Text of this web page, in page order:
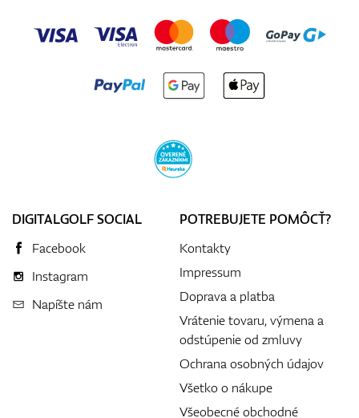
DIGITALGOLF SOCIAL
Facebook
Instagram
Napíšte nám
POTREBUJETE POMÔCŤ?
Kontakty
Impressum
Doprava a platba
Vrátenie tovaru, výmena a
odstúpenie od zmluvy
Ochrana osobných údajov
Všetko o nákupe
Všeobecné obchodné